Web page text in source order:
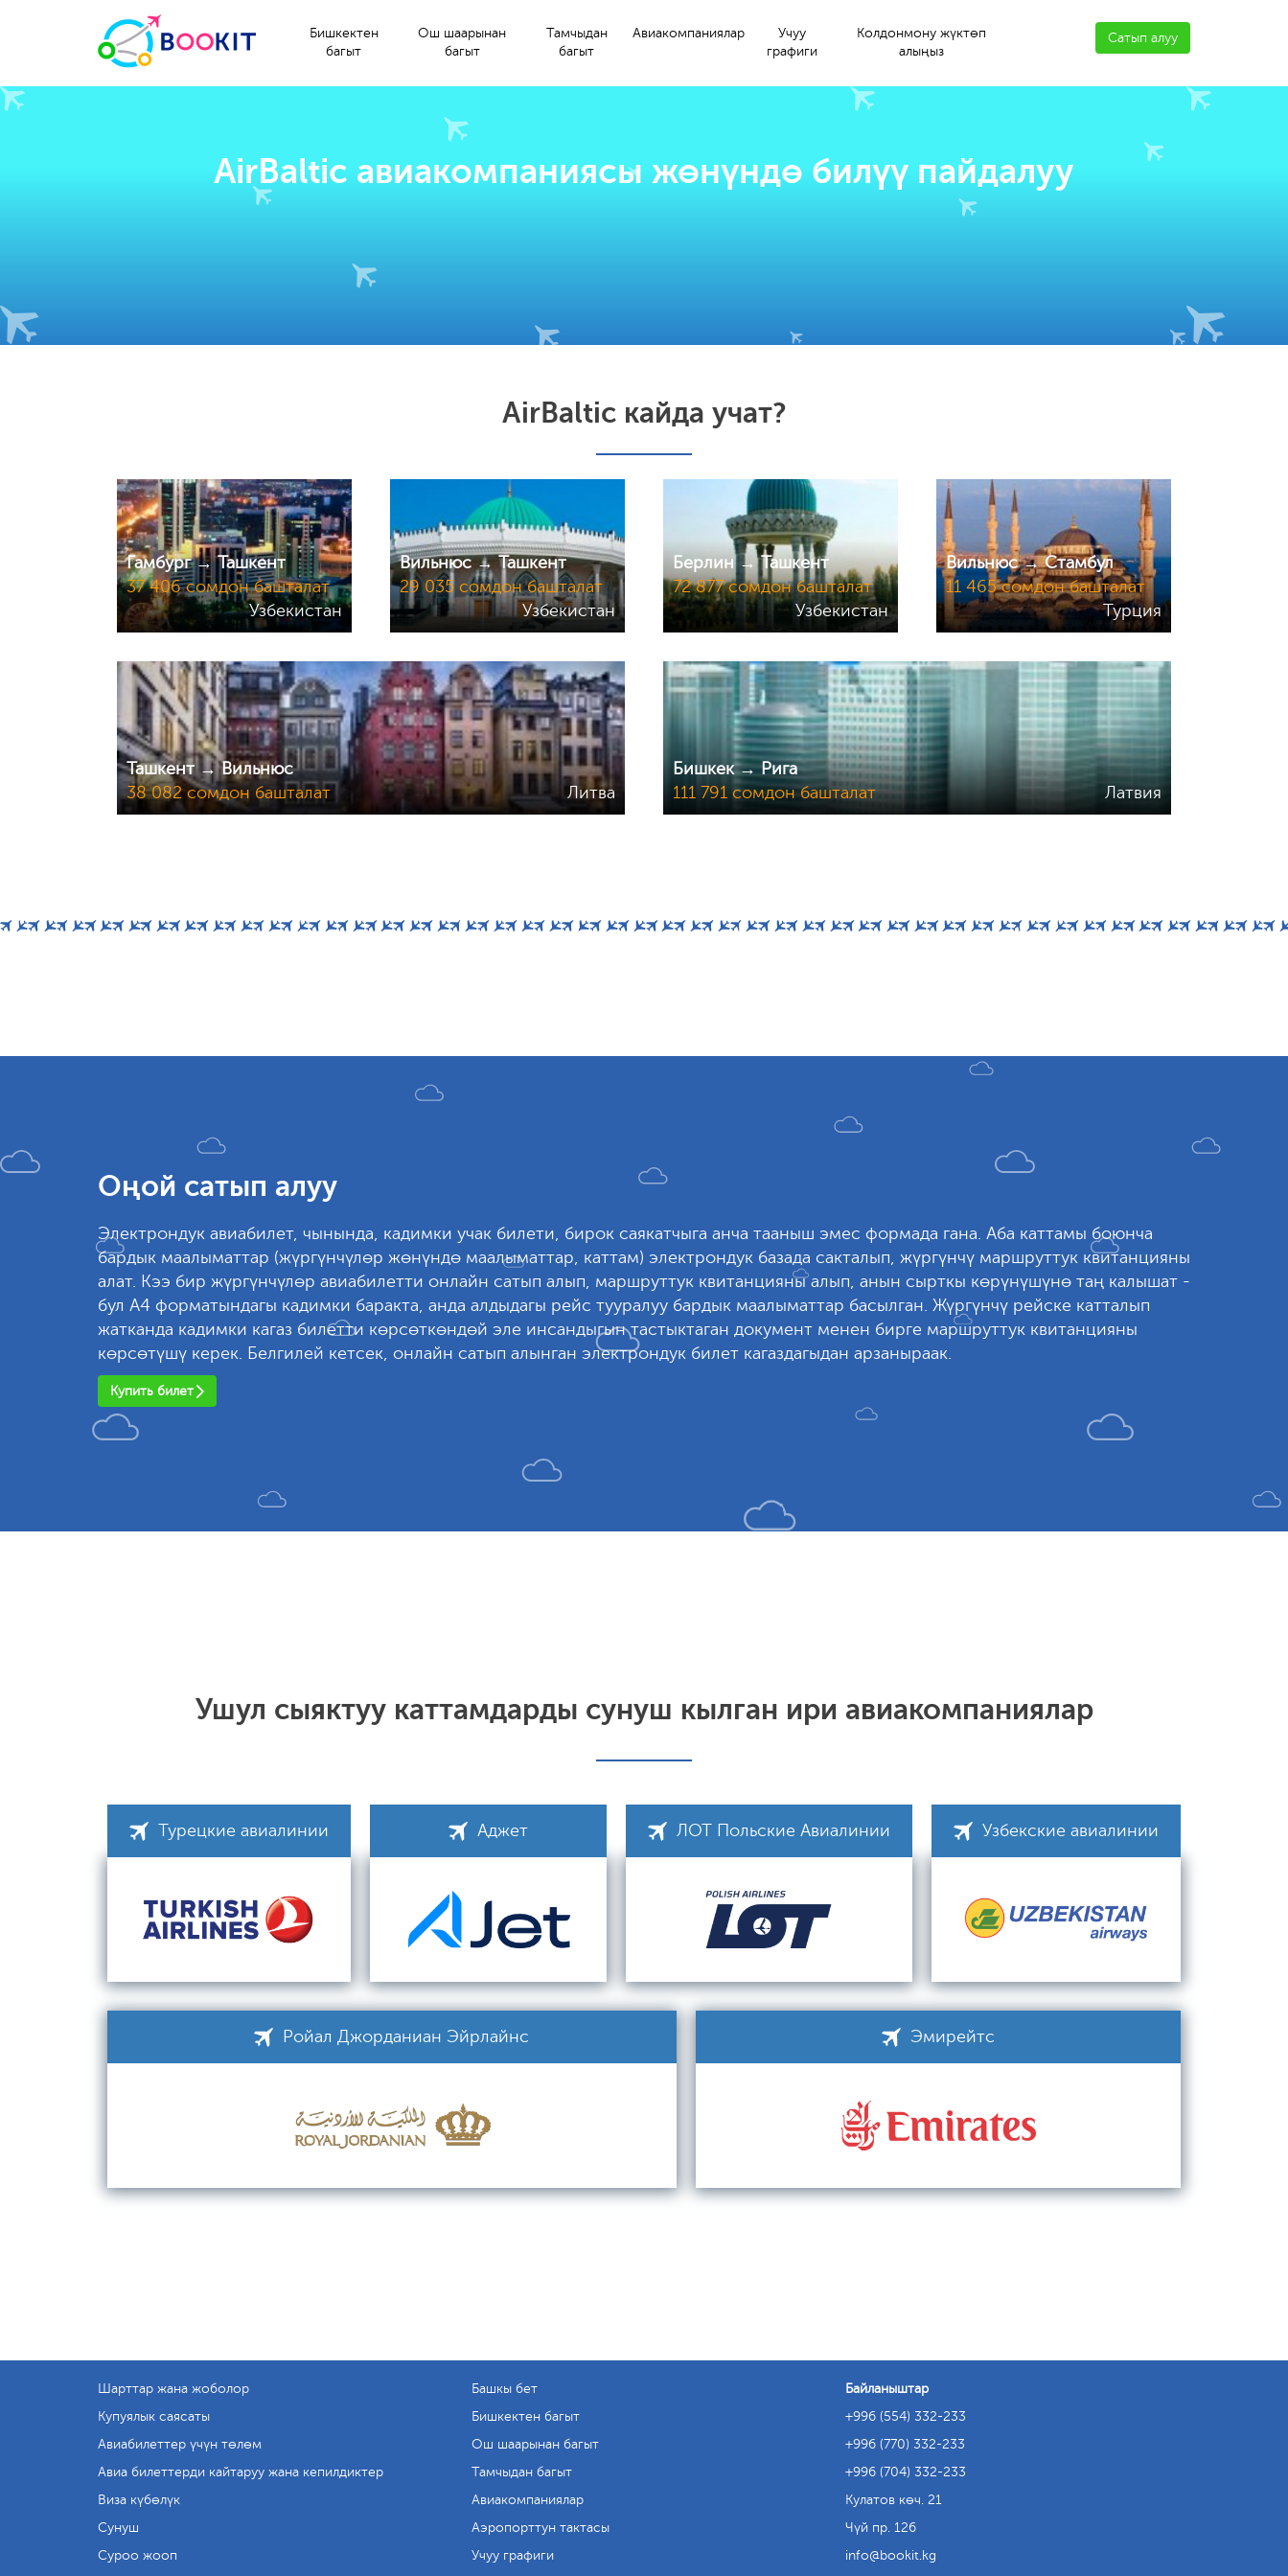
Бишкектен
багыт
Ош шаарынан
багыт
Тамчыдан
багыт
Авиакомпаниялар
Учуу
графиги
Колдонмону жүктөп
алыңыз
Сатып алуу
AirBaltic авиакомпаниясы жөнүндө билүү пайдалуу
AirBaltic кайда учат?
Гамбург → Ташкент
37 406 сомдон башталат
Узбекистан
Вильнюс → Ташкент
29 035 сомдон башталат
Узбекистан
Берлин → Ташкент
72 877 сомдон башталат
Узбекистан
Вильнюс → Стамбул
11 465 сомдон башталат
Турция
Ташкент → Вильнюс
38 082 сомдон башталат
Литва
Бишкек → Рига
111 791 сомдон башталат
Латвия
Оңой сатып алуу
Электрондук авиабилет, чынында, кадимки учак билети, бирок саякатчыга анча тааныш эмес формада гана. Аба каттамы боюнча
бардык маалыматтар (жүргүнчүлөр жөнүндө маалыматтар, каттам) электрондук базада сакталып, жүргүнчү маршруттук квитанцияны
алат. Кээ бир жүргүнчүлөр авиабилетти онлайн сатып алып, маршруттук квитанцияны алып, анын сырткы көрүнүшүнө таң калышат -
бул А4 форматындагы кадимки баракта, анда алдыдагы рейс тууралуу бардык маалыматтар басылган. Жүргүнчү рейске катталып
жатканда кадимки кагаз билетти көрсөткөндөй эле инсандыгын тастыктаган документ менен бирге маршруттук квитанцияны
көрсөтүшү керек. Белгилей кетсек, онлайн сатып алынган электрондук билет кагаздагыдан арзаныраак.
Купить билет
Ушул сыяктуу каттамдарды сунуш кылган ири авиакомпаниялар
Турецкие авиалинии Аджет ЛОТ Польские Авиалинии Узбекские авиалинии
Ройал Джорданиан Эйрлайнс Эмирейтс
Шарттар жана жоболор
Купуялык саясаты
Авиабилеттер үчүн төлөм
Авиа билеттерди кайтаруу жана кепилдиктер
Виза күбөлүк
Сунуш
Суроо жооп
Башкы бет
Бишкектен багыт
Ош шаарынан багыт
Тамчыдан багыт
Авиакомпаниялар
Аэропорттун тактасы
Учуу графиги
Байланыштар
+996 (554) 332-233
+996 (770) 332-233
+996 (704) 332-233
Кулатов көч. 21
Чүй пр. 126
info
bookit.kg